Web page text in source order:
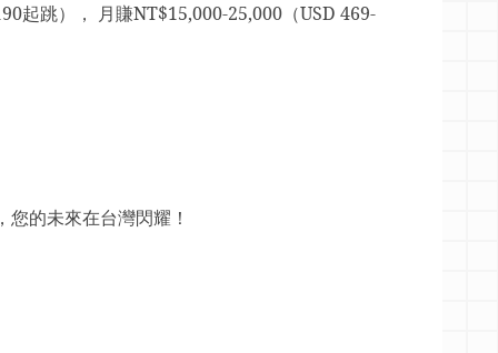
起跳）， 月賺NT$15,000-25,000 （USD 469-
的未來在台灣閃耀！